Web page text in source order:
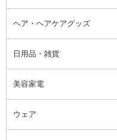
コットン・綿棒
洗顔グッズ
ブラシ・チップ
ツィザー・毛抜き
ボディケアグッズ全て
マッサージ・ボディケアグッズ
かかと・角質ケアグッズ
絆創膏
ヘア・ヘアケアグッズ
ヘア・ヘアケアグッズ全て
ヘアゴム
ヘアバンド
日用品・雑貨
日用品・雑貨全て
柔軟剤
美容家電
美容家電全て
ウェア